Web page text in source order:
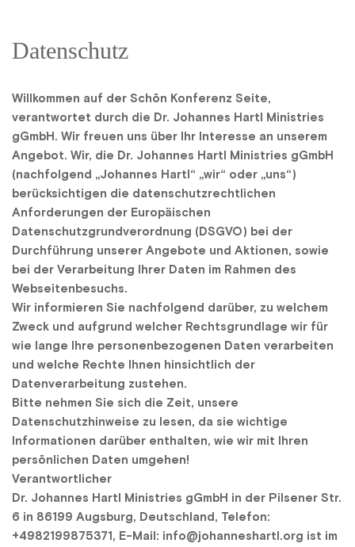
Datenschutz
Willkommen auf der Schön Konferenz Seite,
verantwortet durch die Dr. Johannes Hartl Ministries
gGmbH. Wir freuen uns über Ihr Interesse an unserem
Angebot. Wir, die Dr. Johannes Hartl Ministries gGmbH
(nachfolgend „Johannes Hartl“ „wir“ oder „uns“)
berücksichtigen die datenschutzrechtlichen
Anforderungen der Europäischen
Datenschutzgrundverordnung (DSGVO) bei der
Durchführung unserer Angebote und Aktionen, sowie
bei der Verarbeitung Ihrer Daten im Rahmen des
Webseitenbesuchs.
Wir informieren Sie nachfolgend darüber, zu welchem
Zweck und aufgrund welcher Rechtsgrundlage wir für
wie lange Ihre personenbezogenen Daten verarbeiten
und welche Rechte Ihnen hinsichtlich der
Datenverarbeitung zustehen.
Bitte nehmen Sie sich die Zeit, unsere
Datenschutzhinweise zu lesen, da sie wichtige
Informationen darüber enthalten, wie wir mit Ihren
persönlichen Daten umgehen!
Verantwortlicher
Dr. Johannes Hartl Ministries gGmbH in der Pilsener Str.
6 in 86199 Augsburg, Deutschland, Telefon:
+4982199875371, E-Mail: info@johanneshartl.org ist im